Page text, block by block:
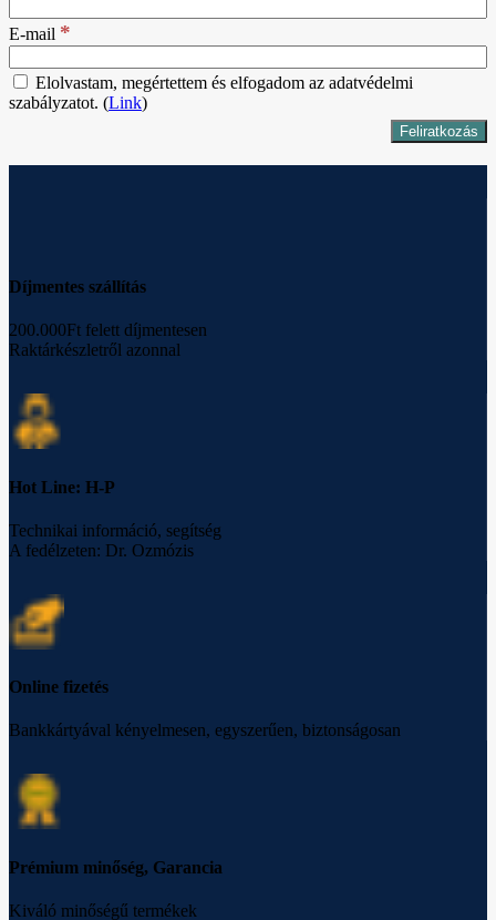
E-mail *
Elolvastam, megértettem és elfogadom az adatvédelmi
szabályzatot. (Link)
Díjmentes szállítás
200.000Ft felett díjmentesen
Raktárkészletről azonnal
Hot Line: H-P
Technikai információ, segítség
A fedélzeten: Dr. Ozmózis
Online fizetés
Bankkártyával kényelmesen, egyszerűen, biztonságosan
Prémium minőség, Garancia
Kiváló minőségű termékek